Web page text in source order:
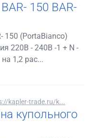
150 BAR-
150 (PortaBianco)
220В - 240В -1 + N -
1,2 рас...
kapler-trade.ru/k...
купольного